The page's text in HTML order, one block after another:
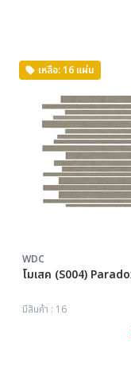
เหลือ: 16 แผ่น
WDC
มีสินค้า : 16